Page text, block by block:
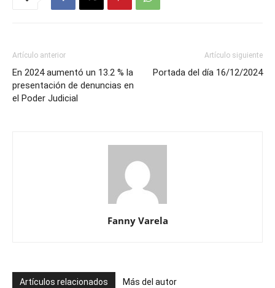
Artículo anterior
En 2024 aumentó un 13.2 % la
presentación de denuncias en
el Poder Judicial
Artículo siguiente
Portada del día 16/12/2024
Fanny Varela
Artículos relacionados Más del autor